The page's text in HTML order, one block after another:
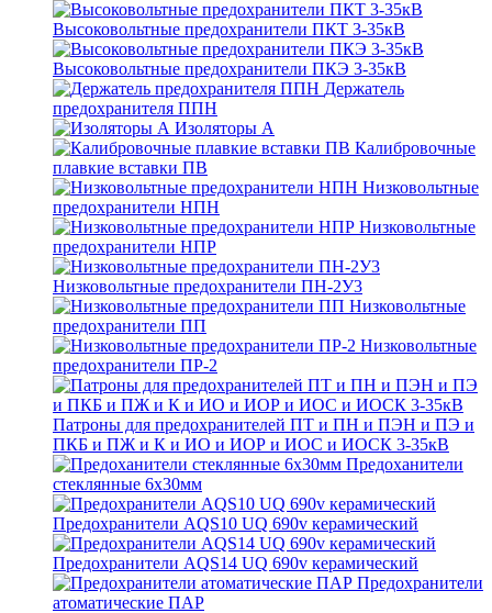
Высоковольтные предохранители ПКТ 3-35кВ
Высоковольтные предохранители ПКЭ 3-35кВ
Держатель
предохранителя ППН
Изоляторы А
Калибровочные
плавкие вставки ПВ
Низковольтные
предохранители НПН
Низковольтные
предохранители НПР
Низковольтные предохранители ПН-2У3
Низковольтные
предохранители ПП
Низковольтные
предохранители ПР-2
Патроны для предохранителей ПТ и ПН и ПЭН и ПЭ и
ПКБ и ПЖ и К и ИО и ИОР и ИОС и ИОСК 3-35кВ
Предоханители
стеклянные 6х30мм
Предохранители AQS10 UQ 690v керамический
Предохранители AQS14 UQ 690v керамический
Предохранители
атоматические ПАР